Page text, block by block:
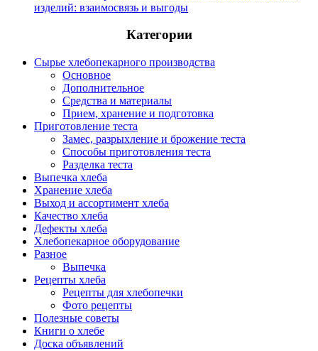
изделий: взаимосвязь и выгоды
Категории
Сырье хлебопекарного производства
Основное
Дополнительное
Средства и материалы
Прием, хранение и подготовка
Приготовление теста
Замес, разрыхление и брожение теста
Способы приготовления теста
Разделка теста
Выпечка хлеба
Хранение хлеба
Выход и ассортимент хлеба
Качество хлеба
Дефекты хлеба
Хлебопекарное оборудование
Разное
Выпечка
Рецепты хлеба
Рецепты для хлебопечки
Фото рецепты
Полезные советы
Книги о хлебе
Доска объявлений